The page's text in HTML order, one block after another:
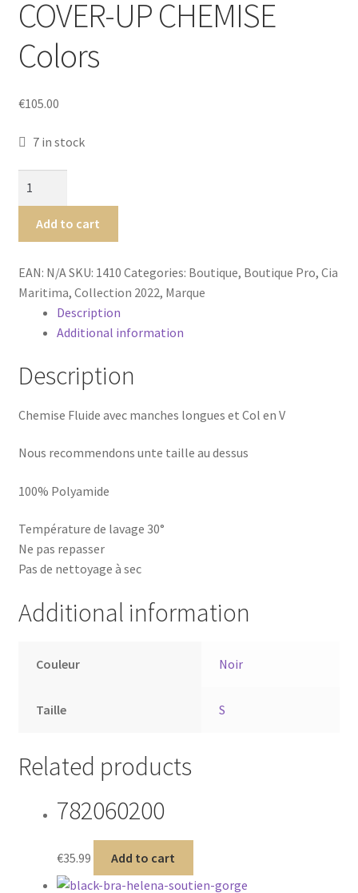
Luxury Lingerie
Femme
Maillot de bain Femme
COVER-UP CHEMISE
Colors
€105.00
7 in stock
Insulaire
COVER-
CHEMISE
Colors
quantity
Add to cart
EAN: N/ASKU: 1410 Categories: Boutique, Boutique Pro, Cia
Maritima, Collection 2022, Marque
Description
Additional information
Description
Chemise Fluide avec manches longues et Col en V
Nous recommendons unte taille au dessus
100% Polyamide
Température de lavage 30°
Ne pas repasser
Pas de nettoyage à sec
Additional information
Couleur Noir
Taille S
Related products
782060200
€35.99 Add to cart